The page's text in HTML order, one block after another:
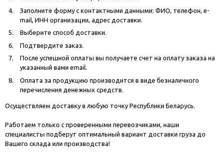
Заполните форму с контактными данными: ФИО, телефон, e-
mail, ИНН организации, адрес доставки.
Выберите способ доставки.
Подтвердите заказ.
После успешной оплаты вы получаете счет на оплату заказа на
указанный вами email.
Оплата за продукцию производится в виде безналичного
перечисления денежных средств.
Осуществляем доставку в любую точку Республики Беларусь.
Работаем только с проверенными перевозчиками, наши
специалисты подберут оптимальный вариант доставки груза до
Вашего склада или производства!